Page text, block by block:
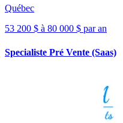
Québec
53 200 $ à 80 000 $ par an
Specialiste Pré Vente (Saas)